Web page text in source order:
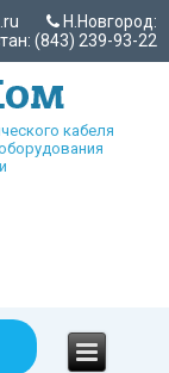
Н.Новгород:
(843) 239-93-22
кабеля